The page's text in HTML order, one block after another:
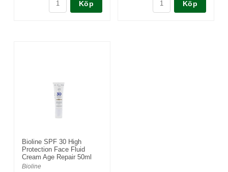
Köp Köp
Bioline SPF 30 High
Protection Face Fluid
Cream Age Repair 50ml
Bioline